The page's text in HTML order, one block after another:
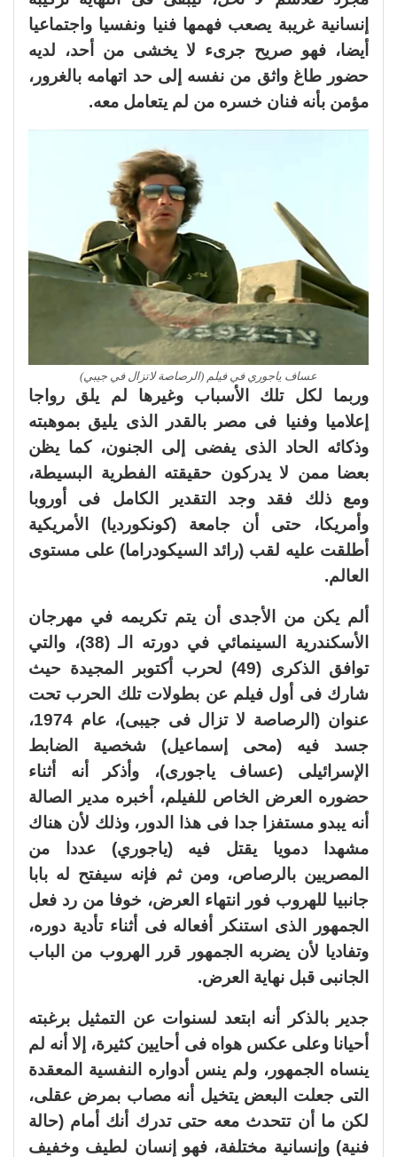
إنسانية غريبة يصعب فهمها فنيا ونفسيا واجتماعيا
أيضا، فهو صريح جرىء لا يخشى من أحد، لديه
حضور طاغ واثق من نفسه إلى حد اتهامه بالغرور،
مؤمن بأنه فنان خسره من لم يتعامل معه.
عساف ياجوري في فيلم (الرصاصة لاتزال في جيبي)
وربما لكل تلك الأسباب وغيرها لم يلق رواجا
إعلاميا وفنيا فى مصر بالقدر الذى يليق بموهبته
وذكائه الحاد الذى يفضى إلى الجنون، كما يظن
بعضا ممن لا يدركون حقيقته الفطرية البسيطة،
ومع ذلك فقد وجد التقدير الكامل فى أوروبا
وأمريكا، حتى أن جامعة (كونكورديا) الأمريكية
أطلقت عليه لقب (رائد السيكودراما) على مستوى
العالم.
ألم يكن من الأجدى أن يتم تكريمه في مهرجان
الأسكندرية السينمائي في دورته الـ (38)، والتي
توافق الذكرى (49) لحرب أكتوبر المجيدة حيث
شارك فى أول فيلم عن بطولات تلك الحرب تحت
عنوان (الرصاصة لا تزال فى جيبى)، عام 1974،
جسد فيه (محى إسماعيل) شخصية الضابط
الإسرائيلى (عساف ياجورى)، وأذكر أنه أثناء
حضوره العرض الخاص للفيلم، أخبره مدير الصالة
أنه يبدو مستفزا جدا فى هذا الدور، وذلك لأن هناك
مشهدا دمويا يقتل فيه (ياجوري) عددا من
المصريين بالرصاص، ومن ثم فإنه سيفتح له بابا
جانبيا للهروب فور انتهاء العرض، خوفا من رد فعل
الجمهور الذى استنكر أفعاله فى أثناء تأدية دوره،
وتفاديا لأن يضربه الجمهور قرر الهروب من الباب
الجانبى قبل نهاية العرض.
جدير بالذكر أنه ابتعد لسنوات عن التمثيل برغبته
أحيانا وعلى عكس هواه فى أحايين كثيرة، إلا أنه لم
ينساه الجمهور، ولم ينس أدواره النفسية المعقدة
التى جعلت البعض يتخيل أنه مصاب بمرض عقلى،
لكن ما أن تتحدث معه حتى تدرك أنك أمام (حالة
فنية) وإنسانية مختلفة، فهو إنسان لطيف وخفيف